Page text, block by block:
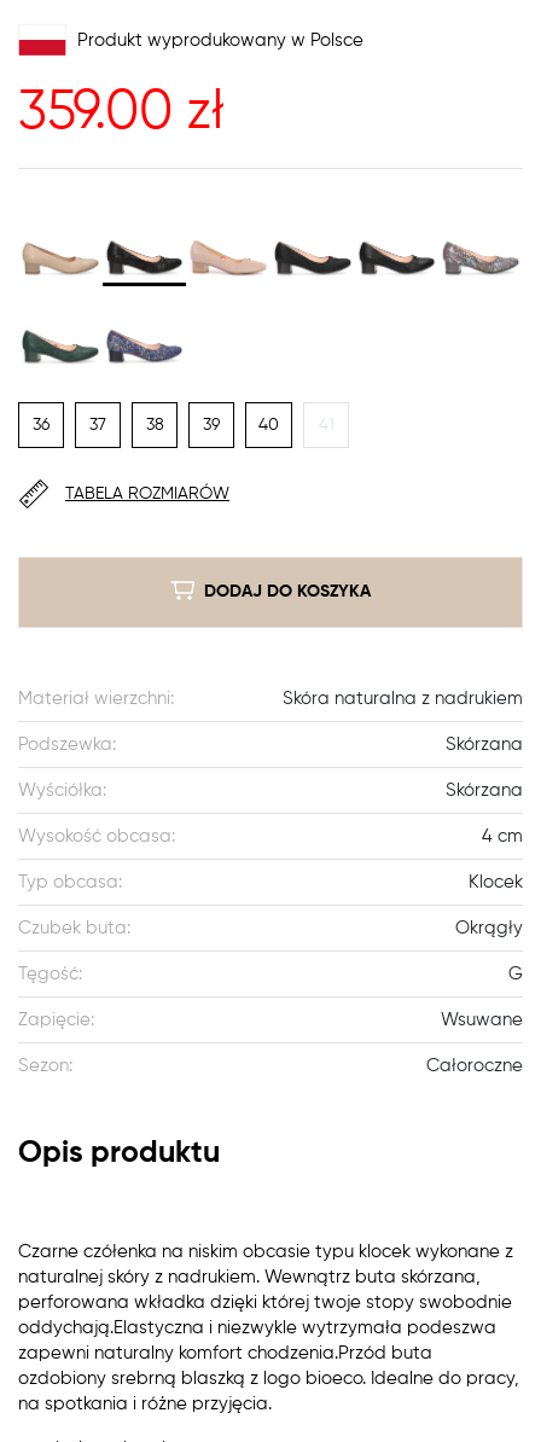
Produkt wyprodukowany w Polsce
359.00 zł
36 37 38 39 40 41
TABELA ROZMIARÓW
DODAJ DO KOSZYKA
Materiał wierzchni: Skóra naturalna z nadrukiem
Podszewka: Skórzana
Wyściółka: Skórzana
Wysokość obcasa: 4 cm
Typ obcasa: Klocek
Czubek buta: Okrągły
Tęgość: G
Zapięcie: Wsuwane
Sezon: Całoroczne
Opis produktu
Czarne czółenka na niskim obcasie typu klocek wykonane z
naturalnej skóry z nadrukiem. Wewnątrz buta skórzana,
perforowana wkładka dzięki której twoje stopy swobodnie
oddychają.Elastyczna i niezwykle wytrzymała podeszwa
zapewni naturalny komfort chodzenia.Przód buta
ozdobiony srebrną blaszką z logo bioeco. Idealne do pracy,
na spotkania i różne przyjęcia.